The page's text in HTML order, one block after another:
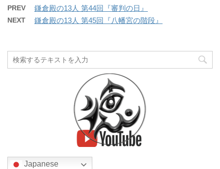
PREV 鎌倉殿の13人 第44回『審判の日』
NEXT 鎌倉殿の13人 第45回『八幡宮の階段』
Japanese